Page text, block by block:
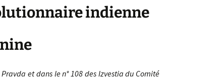
indienne
et dans le n° 108 des Izvestia du Comité